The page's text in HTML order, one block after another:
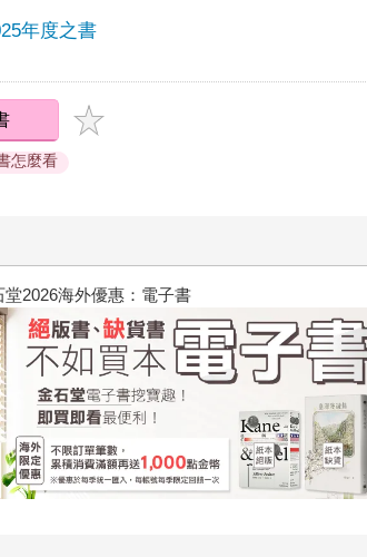
年度之書
怎麼看
金石堂暑假漫博〈你好，我吃一點〉第二波